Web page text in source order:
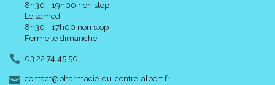
8h30 - 19h00 non stop
Le samedi
8h30 - 17h00 non stop
Fermé le dimanche
03 22 74 45 50
contact-
@-
pharmacie-du-centre-albert.fr